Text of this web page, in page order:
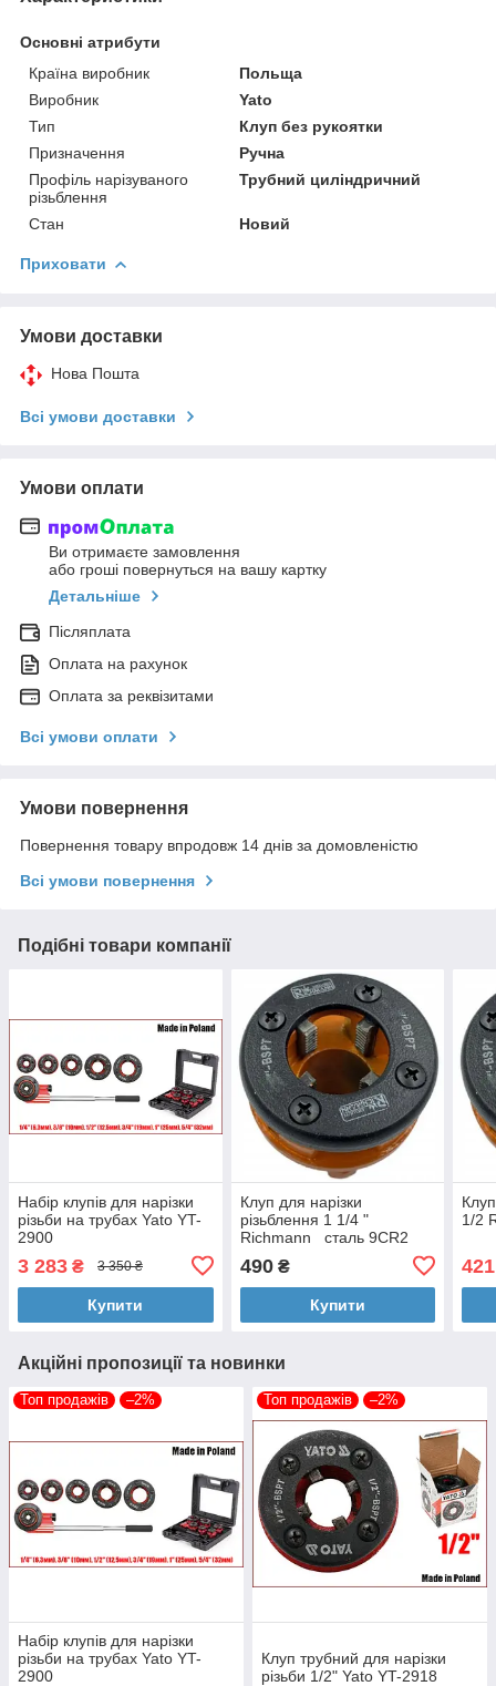
Основні атрибути
Країна виробник
Польща
Виробник
Yato
Тип
Клуп без рукоятки
Призначення
Ручна
Профіль нарізуваного
різьблення
Трубний циліндричний
Стан Новий
Приховати
Умови доставки
Нова Пошта
Всі умови доставки
Умови оплати
Ви отримаєте замовлення
або гроші повернуться на вашу картку
Детальніше
Післяплата
Оплата на рахунок
Оплата за реквізитами
Всі умови оплати
Умови повернення
Повернення товару впродовж 14 днів за домовленістю
Всі умови повернення
Подібні товари компанії
Набір клупів для нарізки
різьби на трубах Yato YT-
2900
3 283 ₴ 3 350 ₴
Купити
Клуп для нарізки
різьблення 1 1/4 "
Richmann сталь 9CR2
490₴
Купити
1/2
Акційні пропозиції та новинки
Топ продажів –2%
Набір клупів для нарізки
різьби на трубах Yato YT-
2900
Топ продажів –2%
Клуп трубний для нарізки
різьби 1/2" Yato YT-2918